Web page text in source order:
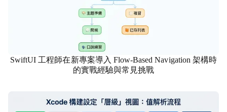
資訊科技
SwiftUI 工程師在新專案導入 Flow-Based Navigation 架構時
的實戰經驗與常見挑戰